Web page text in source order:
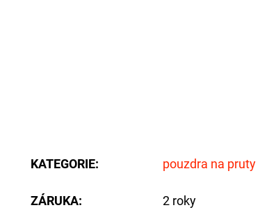
KATEGORIE: pouzdra na pruty
ZÁRUKA: 2 roky